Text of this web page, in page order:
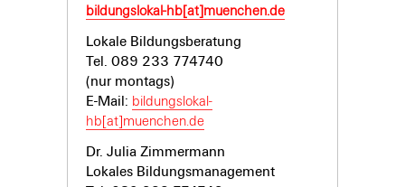
bildungslokal-hb[at]muenchen.de
Lokale Bildungsberatung
Tel. 089 233 774740
(nur montags)
E-Mail: bildungslokal-
hb[at]muenchen.de
Dr. Julia Zimmermann
Lokales Bildungsmanagement